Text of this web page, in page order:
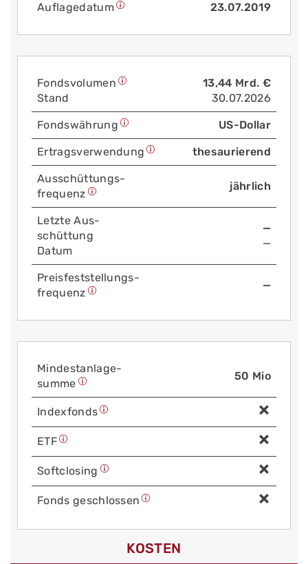
Auflage­datum 23.07.2019
Fonds­volumen
Stand
13,44 Mrd. €
30.07.2026
Fonds­währung US-Dollar
Ertrags­verwendung thesaurierend
Aus­schüttungs­
frequenz
jährlich
Letzte Aus­
schüttung
Datum
—
—
Preis­fest­stellungs­
frequenz
—
Mindest­anlage­
summe
50 Mio
Index­fonds
ETF
Soft­closing
Fonds geschlossen
KOSTEN